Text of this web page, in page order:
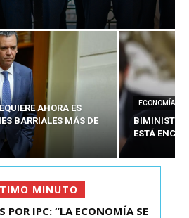
AHORA ES
BARRIALES MÁS DE
ECONOMÍA
BIMINISTRO
ESTÁ
MINUTO
EL PRESIDENTE ELECTO DE
IPC: “LA ECONOMÍA SE